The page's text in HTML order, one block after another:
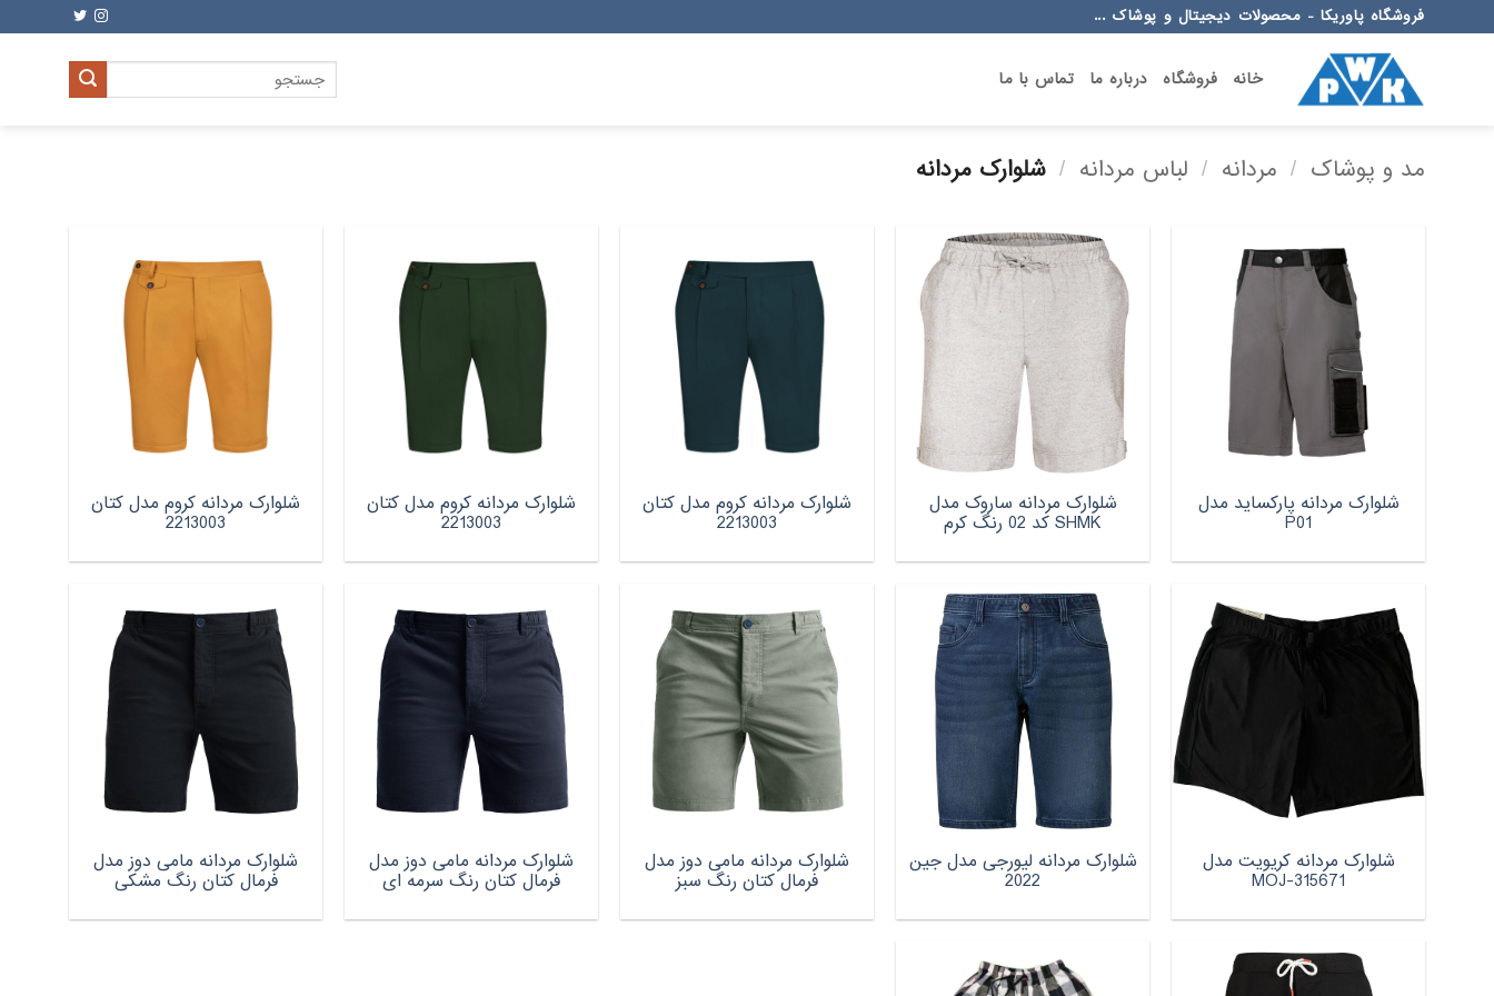
to
فروشگاه پاوریکا - محصولات دیجیتال و پوشاک ...
خانه فروشگاه درباره ما تماس با ما
جستجو
برای:
مد و پوشاک / مردانه / لباس مردانه / شلوارک مردانه
شلوارک مردانه پارکساید مدل
P01
شلوارک مردانه ساروک مدل
SHMK کد 02 رنگ کرم
شلوارک مردانه کروم مدل کتان
2213003
شلوارک مردانه کروم مدل کتان
2213003
شلوارک مردانه کروم مدل کتان
2213003
شلوارک مردانه کریویت مدل
MOJ-315671
شلوارک مردانه لیورجی مدل جین
2022
شلوارک مردانه مامی دوز مدل
فرمال کتان رنگ سبز
شلوارک مردانه مامی دوز مدل
فرمال کتان رنگ سرمه ای
شلوارک مردانه مامی دوز مدل
فرمال کتان رنگ مشکی